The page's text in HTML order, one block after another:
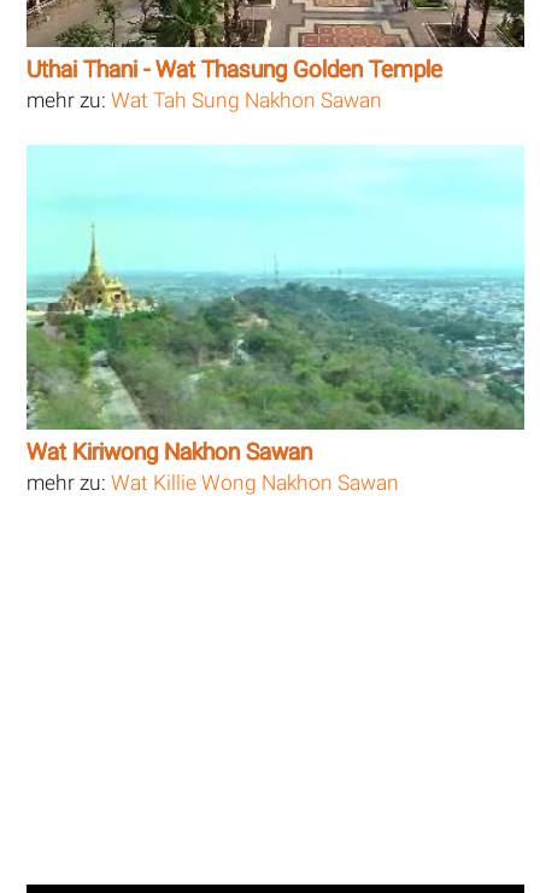
Uthai Thani - Wat Thasung Golden Temple
mehr zu:Wat Tah Sung Nakhon Sawan
Wat Kiriwong Nakhon Sawan
mehr zu:Wat Killie Wong Nakhon Sawan